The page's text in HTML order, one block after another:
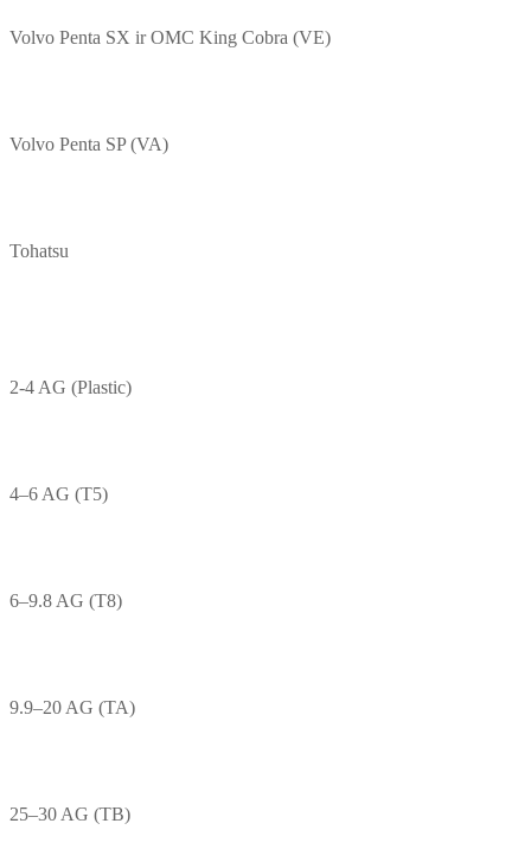
Volvo Penta SX ir OMC King Cobra (VE)
Volvo Penta SP (VA)
Tohatsu
2-4 AG (Plastic)
4–6 AG (T5)
6–9.8 AG (T8)
9.9–20 AG (TA)
25–30 AG (TB)